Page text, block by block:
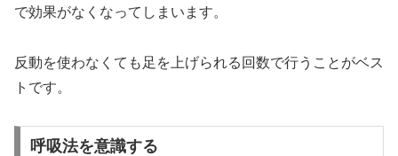
で効果がなくなってしまいます。
反動を使わなくても足を上げられる回数で行うことがベス
トです。
呼吸法を意識する